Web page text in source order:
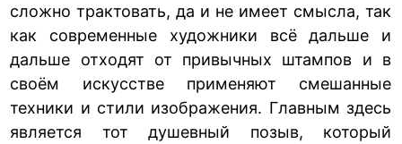
сложно трактовать, да и не имеет смысла, так
как современные художники всё дальше и
дальше отходят от привычных штампов и в
своём искусстве применяют смешанные
техники и стили изображения. Главным здесь
является тот душевный позыв, который